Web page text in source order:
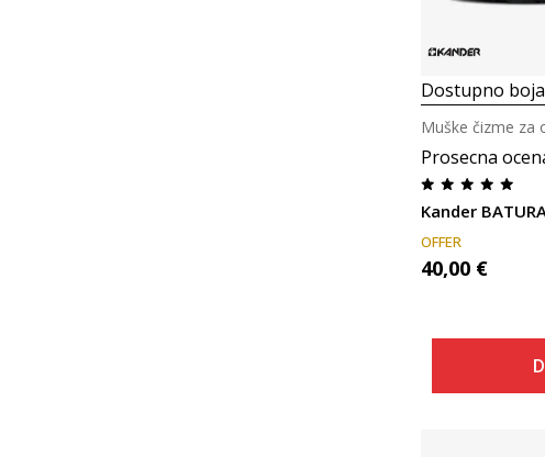
Dostupno
Prosecna
Kander
Muške čizme za
OFFER
40,00 €